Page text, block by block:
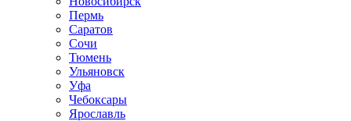
Пермь
Саратов
Сочи
Тюмень
Ульяновск
Уфа
Чебоксары
Ярославль